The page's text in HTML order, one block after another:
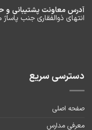
آدرس معاونت پشتیبانی و
انتهای ذوالفقاری جنب پاساژ
دسترسی سریع
صفحه اصلی
معرفی مدارس